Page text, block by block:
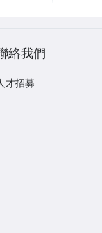
絡我們
才招募